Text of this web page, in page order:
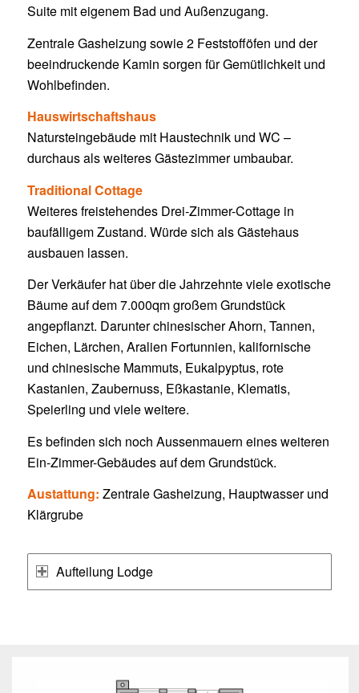
Suite mit eigenem Bad und Außenzugang.
Zentrale Gasheizung sowie 2 Feststofföfen und der
beeindruckende Kamin sorgen für Gemütlichkeit und
Wohlbefinden.
Hauswirtschaftshaus
Natursteingebäude mit Haustechnik und WC –
durchaus als weiteres Gästezimmer umbaubar.
Traditional Cottage
Weiteres freistehendes Drei-Zimmer-Cottage in
baufälligem Zustand. Würde sich als Gästehaus
ausbauen lassen.
Der Verkäufer hat über die Jahrzehnte viele exotische
Bäume auf dem 7.000qm großem Grundstück
angepflanzt. Darunter chinesischer Ahorn, Tannen,
Eichen, Lärchen, Aralien Fortunnien, kalifornische
und chinesische Mammuts, Eukalpyptus, rote
Kastanien, Zaubernuss, Eßkastanie, Klematis,
Speierling und viele weitere.
Es befinden sich noch Aussenmauern eines weiteren
Ein-Zimmer-Gebäudes auf dem Grundstück.
Austattung: Zentrale Gasheizung, Hauptwasser und
Klärgrube
Aufteilung Lodge